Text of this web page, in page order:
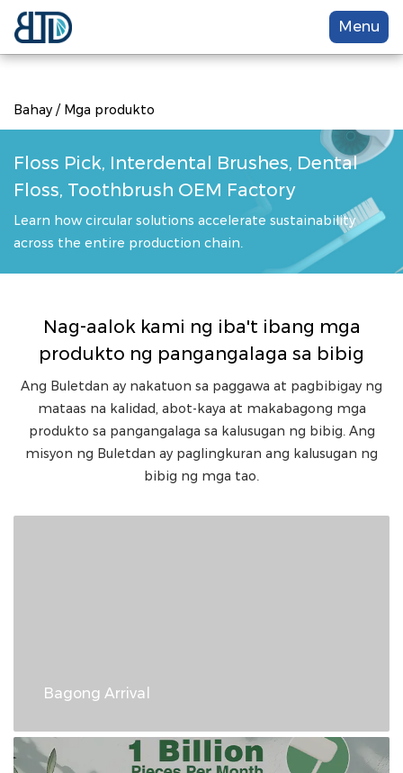
Menu
Bahay / Mga produkto
Floss Pick, Interdental Brushes, Dental
Floss, Toothbrush OEM Factory
Learn how circular solutions accelerate sustainability
across the entire production chain.
Nag-aalok kami ng iba't ibang mga
produkto ng pangangalaga sa bibig
Ang Buletdan ay nakatuon sa paggawa at pagbibigay ng
mataas na kalidad, abot-kaya at makabagong mga
produkto sa pangangalaga sa kalusugan ng bibig. Ang
misyon ng Buletdan ay paglingkuran ang kalusugan ng
bibig ng mga tao.
Bagong Arrival